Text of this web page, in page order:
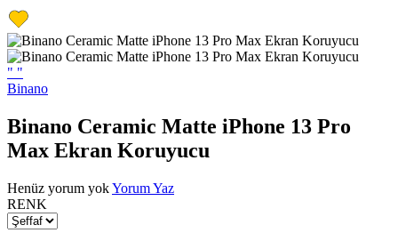
" "
Binano
Binano Ceramic Matte iPhone 13 Pro
Max Ekran Koruyucu
Henüz yorum yokYorum Yaz
RENK